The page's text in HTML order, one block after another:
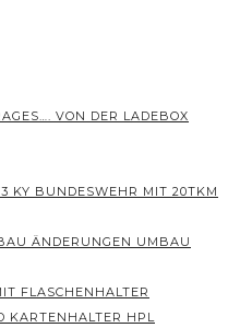
VON DER LADEBOX
KY BUNDESWEHR MIT 20TKM
ÄNDERUNGEN UMBAU
FLASCHENHALTER
KARTENHALTER HPL